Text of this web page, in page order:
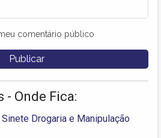
comentário público
- Onde Fica:
Sinete Drogaria e Manipulação